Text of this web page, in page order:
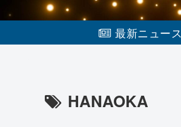
最新ニュース
HANAOKA